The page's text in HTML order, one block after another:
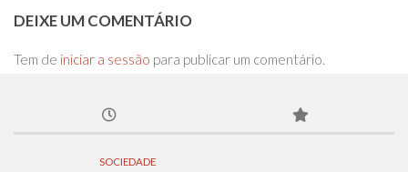
DEIXE UM COMENTÁRIO
Tem de iniciar a sessão para publicar um comentário.
SOCIEDADE